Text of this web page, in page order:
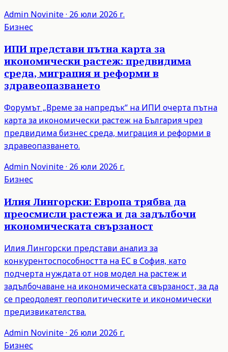
Admin Novinite· 26 юли 2026 г.
Бизнес
ИПИ представи пътна карта за
икономически растеж: предвидима
среда, миграция и реформи в
здравеопазването
Форумът „Време за напредък“ на ИПИ очерта пътна
карта за икономически растеж на България чрез
предвидима бизнес среда, миграция и реформи в
здравеопазването.
Admin Novinite· 26 юли 2026 г.
Бизнес
Илия Лингорски: Европа трябва да
преосмисли растежа и да задълбочи
икономическата свързаност
Илия Лингорски представи анализ за
конкурентоспособността на ЕС в София, като
подчерта нуждата от нов модел на растеж и
задълбочаване на икономическата свързаност, за да
се преодолеят геополитическите и икономически
предизвикателства.
Admin Novinite· 26 юли 2026 г.
Бизнес